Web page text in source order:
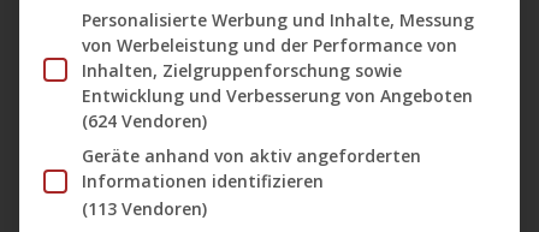
Kinozuschauer begeistert und ist seit Ende Juli auch auf
DVD und VOD erhältlich.
Der Film vonJoya Thoma
Deutschland in den Kinos gestartet und hielt sich seit 23
Wochen in den deutschen Kinocharts. Zuletzt gewann die
13jährigeLisa Moellfür ihre Hauptrolle den Deutschen
Personalisierte Werbung und Inhalte, Messung
von Werbeleistung und der Performance von
Inhalten, Zielgruppenforschung sowie
Entwicklung und Verbesserung von Angeboten
(624 Vendoren)
Geräte anhand von aktiv angeforderten
Informationen identifizieren
(113 Vendoren)